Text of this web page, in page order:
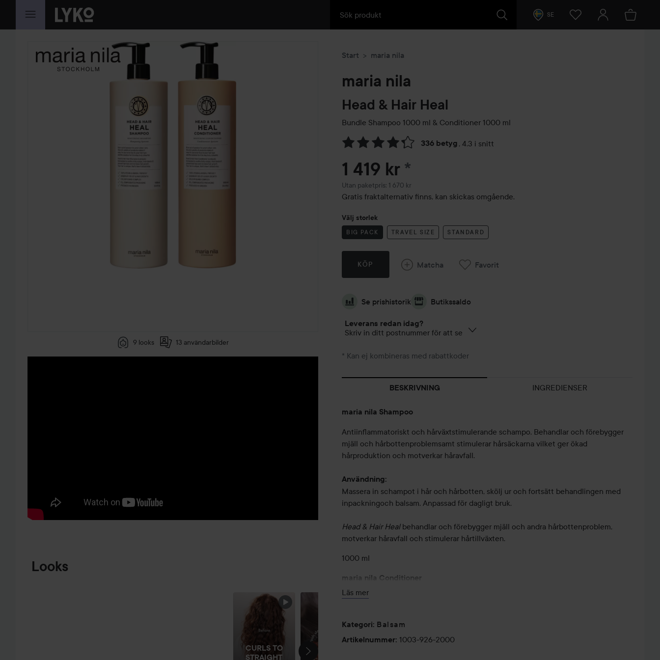
HOPPA TILL INNEHÅLLET SE
9 looks 13 användarbilder
Looks
CURLS TO
STRAIGHT
SHORT HAIR
Start maria nila
maria nila
Head & Hair Heal
Bundle Shampoo 1000 ml & Conditioner 1000 ml
336 betyg , 4.3 i snitt
Hoppa till Betyg & kommentarer
1 419 kr *
Utan paketpris: 1 670 kr
Gratis fraktalternativ finns, kan skickas omgående.
Välj storlek
BIG PACK TRAVEL SIZE STANDARD
KÖP Matcha Favorit
Se prishistorik Butikssaldo
Leverans redan idag?
Skriv in ditt postnummer för att se
* Kan ej kombineras med rabattkoder
BESKRIVNING INGREDIENSER
maria nila Shampoo
Antiinflammatoriskt och hårväxtstimulerande schampo. Behandlar och förebygger
mjäll och hårbottenproblemsamt stimulerar hårsäckarna vilket ger ökad
hårproduktion och motverkar håravfall.
Användning:
Massera in schampot i hår och hårbotten, skölj ur och fortsätt behandlingen med
inpackningoch balsam. Anpassad för dagligt bruk.
Head & Hair Healbehandlar och förebygger mjäll och andra hårbottenproblem,
motverkar håravfall och stimulerar hårtillväxten.
1000 ml
maria nila Conditioner
Antiinflammatoriskt och hårväxtstimulerande balsam. Behandlar och förebygger
hårproduktion och motverkar håravfall.
Användning:
Läs mer
Kategori: Balsam
Artikelnummer: 1003-926-2000